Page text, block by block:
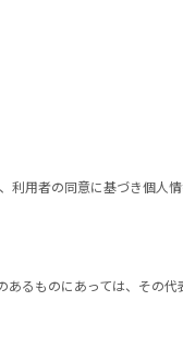
利用者の同意に基づき個人
るものにあっては、その代